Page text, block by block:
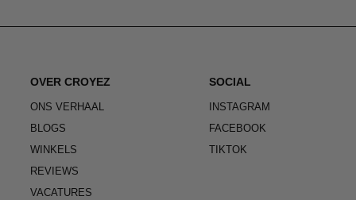
OVER CROYEZ
ONS VERHAAL
BLOGS
WINKELS
REVIEWS
VACATURES
SOCIAL
INSTAGRAM
FACEBOOK
TIKTOK